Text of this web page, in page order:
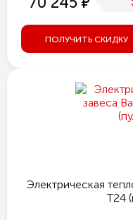
ПОЛУЧИТЬ СКИДКУ
Электрическая
T24